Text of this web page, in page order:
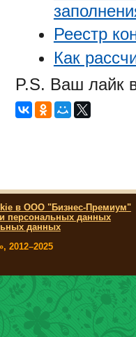
Реестр
Как
P.S. Ваш лайк
в ООО "Бизнес-Премиум"
персональных данных
данных
2012–2025